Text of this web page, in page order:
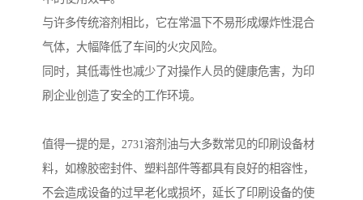
与许多传统溶剂相比，它在常温下不易形成爆炸性混合
气体，大幅降低了车间的火灾风险。
同时，其低毒性也减少了对操作人员的健康危害，为印
刷企业创造了安全的工作环境。
值得一提的是，2731溶剂油与大多数常见的印刷设备材
料，如橡胶密封件、塑料部件等都具有良好的相容性，
不会造成设备的过早老化或损坏，延长了印刷设备的使